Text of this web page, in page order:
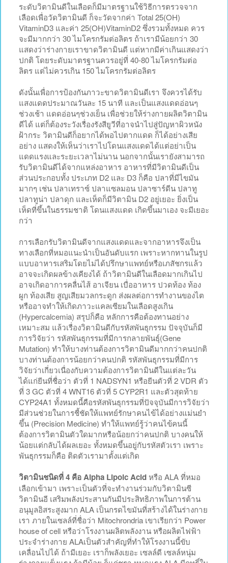
ระดับวิตามินดีในเลือดก็มีมาตรฐานใช้วิธีการตรวจจาก
เลือดเพื่อวัดวิตามินดี ก็จะวัดจากค่า Total 25(OH)
VitaminD3 และค่า 25(OH)VitaminD2 ซึ่งรวมทั้งหมด ควร
จะมีมากกว่า 30 ไมโครกรัมต่อลิตร ถ้าเรามีน้อยกว่า 30
แสดงว่าร่างกายเราขาดวิตามินดี แต่หากมีค่าเกินแสดงว่า
ปกติ โดยระดับมาตรฐานควรอยู่ที่ 40-80 ไมโครกรัมต่อ
ลิตร แต่ไม่ควรเกิน 150 ไมโครกรัมต่อลิตร
ดังนั้นเพื่อการป้องกันภาวะขาดวิตามินดีเรา จึงควรได้รับ
แสงแดดประมาณวันละ 15 นาที และเป็นแสงแดดอ่อนๆ
ช่วงเช้า แดดอ่อนๆช่วงเย็น เพื่อช่วยให้ร่างกายผลิตวิตามิน
ดีได้ แต่ก็ต้องระวังเรื่องรังสียูวีที่อาจนำไปสู่ปัญหาผิวหนัง
ฝ้ากระ วิตามินดีก็อยากได้พอไปตากแดด ก็ได้อย่างเสีย
อย่าง แสดงให้เห็นว่าเราไปโดนแสงแดดได้แต่อย่าเป็น
แดดแรงและระยะเวลาไม่นาน นอกจากนั้นเรายังสามารถ
รับวิตามินดีได้จากแหล่งอาหาร อาหารที่มีวิตามินดีเป็น
ส่วนประกอบทั้ง ประเภท D2 และ D3 ก็คือ ปลาที่มีไขมัน
มากๆ เช่น ปลาเทราซ์ ปลาแซลมอน ปลาซาร์ดีน ปลาทู
ปลาทูน่า ปลาดุก และเห็ดก็มีวิตามิน D2 อยู่เยอะ ยิ่งเป็น
เห็ดที่ขึ้นในธรรมชาติ โดนแสงแดด เกิดขึ้นมาเอง จะมีเยอะ
กว่า
การเลือกรับวิตามินดีจากแสงแดดและจากอาหารจึงเป็น
ทางเลือกที่หมอแนะนำเป็นอันดับแรก เพราะหากทานในรูป
แบบอาหารเสริมโดยไม่ได้ปรึกษาแพทย์หรือเภสัชกรแล้ว
อาจจะเกิดผลข้างเคียงได้ ถ้าวิตามินดีในเลือดมากเกินไป
อาจเกิดอาการคลื่นไส้ อาเจียน เบื่ออาหาร ปวดท้อง ท้อง
ผูก ท้องเสีย สูญเสียมวลกระดูก ส่งผลต่อการทำงานของไต
หรืออาจทำให้เกิดภาวะแคลเซียมในเลือดสูงเกิน
(Hypercalcemia) สรุปก็คือ หลักการคือต้องทานอย่าง
เหมาะสม แล้วเรื่องวิตามินดีกับรหัสพันธุกรรม ปัจจุบันก็มี
การวิจัยว่า รหัสพันธุกรรมที่มีการกลายพันธุ์(Gene
Mutation) ทำให้บางท่านต้องการวิตามินดีมากกว่าคนปกติ
บางท่านต้องการน้อยกว่าคนปกติ รหัสพันธุกรรมที่มีการ
วิจัยว่าเกี่ยวเนื่องกับความต้องการวิตามินดีในแต่ละวัน
ได้แก่ยีนที่ชื่อว่า ตัวที่ 1 NADSYN1 หรือยีนตัวที่ 2 VDR ตัว
ที่ 3 GC ตัวที่ 4 WNT16 ตัวที่ 5 CYP2R1 และตัวสุดท้าย
CYP24A1 ทั้งหมดนี้คือรหัสพันธุกรรมที่ปัจจุบันมีการวิจัยว่า
มีส่วนช่วยในการชี้ชัดให้แพทย์รักษาคนไข้ได้อย่างแม่นยำ
ขึ้น (Precision Medicine) ทำให้แพทย์รู้ว่าคนไข้คนนี้
ต้องการวิตามินตัวใดมากหรือน้อยกว่าคนปกติ บางคนให้
น้อยแต่กลับได้ผลเยอะ ทั้งหมดขึ้นอยู่กับรหัสตัวเรา เพราะ
พันธุกรรมก็คือ ติดตัวเรามาตั้งแต่เกิด
วิตามินชนิดที่ 4 คือ Alpha Lipoic Acidหรือ ALA ที่หมอ
เลือกเข้ามา เพราะเป็นตัวที่จะทำงานร่วมกับวิตามินซี
วิตามินอี เสริมพลังประสานกันมีประสิทธิภาพในการต้าน
อนุมูลอิสระสูงมาก ALA เป็นกรดไขมันที่สร้างได้ในร่างกาย
เรา ภายในเซลล์ที่ชื่อว่า Mitochrondria เขาเรียกว่า Power
house of cell หรือว่าโรงงานผลิตพลังงาน หรือผลิตไฟฟ้า
ประจำร่างกาย ALAเป็นตัวสำคัญที่ทำให้โรงงานนี้ขับ
เคลื่อนไปได้ ถ้ามีเยอะ เราก็พลังเยอะ เซลล์ดี เซลล์หนุ่ม